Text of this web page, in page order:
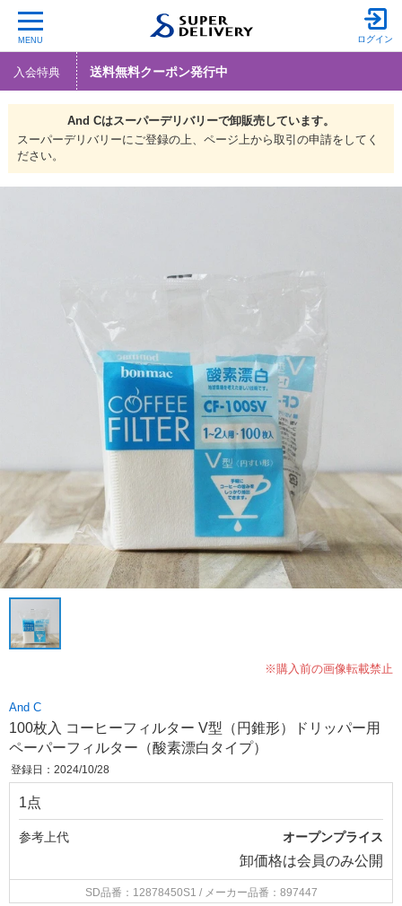
MENU ログイン
入会特典 送料無料クーポン発行中
And Cはスーパーデリバリーで卸販売しています。
スーパーデリバリーにご登録の上、ページ上から取引の申請をしてく
ださい。
※購入前の画像転載禁止
And C
100枚入 コーヒーフィルター V型（円錐形）ドリッパー用
ペーパーフィルター（酸素漂白タイプ）
登録日：2024/10/28
1点
参考上代 オープンプライス
卸価格は会員のみ公開
SD品番：12878450S1 / メーカー品番：897447